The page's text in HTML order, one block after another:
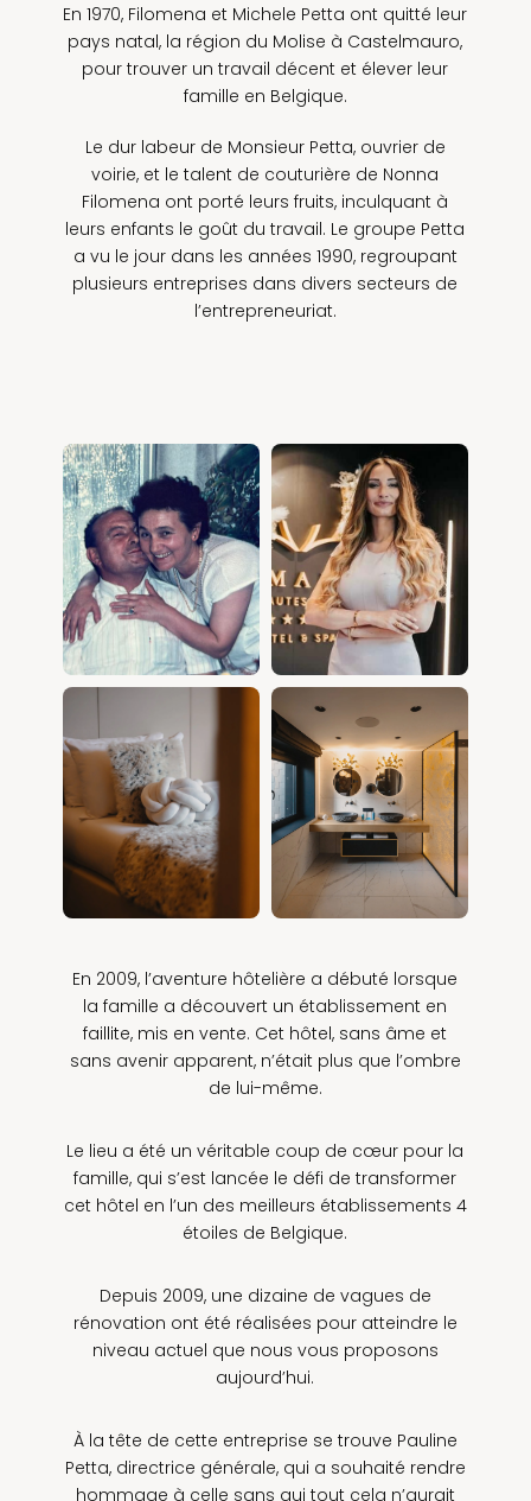
En 1970, Filomena et Michele Petta ont quitté leur
pays natal, la région du Molise à Castelmauro,
pour trouver un travail décent et élever leur
famille en Belgique.
Le dur labeur de Monsieur Petta, ouvrier de
voirie, et le talent de couturière de Nonna
Filomena ont porté leurs fruits, inculquant à
leurs enfants le goût du travail. Le groupe Petta
a vu le jour dans les années 1990, regroupant
plusieurs entreprises dans divers secteurs de
l’entrepreneuriat.
En 2009, l’aventure hôtelière a débuté lorsque
la famille a découvert un établissement en
faillite, mis en vente. Cet hôtel, sans âme et
sans avenir apparent, n’était plus que l’ombre
de lui-même.
Le lieu a été un véritable coup de cœur pour la
famille, qui s’est lancée le défi de transformer
cet hôtel en l’un des meilleurs établissements 4
étoiles de Belgique.
Depuis 2009, une dizaine de vagues de
rénovation ont été réalisées pour atteindre le
niveau actuel que nous vous proposons
aujourd’hui.
À la tête de cette entreprise se trouve Pauline
Petta, directrice générale, qui a souhaité rendre
hommage à celle sans qui tout cela n’aurait